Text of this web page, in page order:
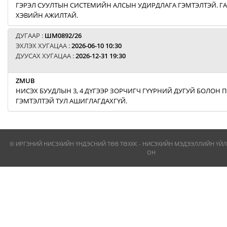
ГЭРЭЛ СУУЛТЫН СИСТЕМИЙН АЛСЫН УДИРДЛАГА ГЭМТЭЛТЭЙ.
ХЭВИЙН АЖИЛТАЙ.
ДУГААР : ШМ0892/26
ЭХЛЭХ ХУГАЦАА :2026-06-10 10:30
ДУУСАХ ХУГАЦАА :2026-12-31 19:30
ZMUB
НИСЭХ БУУДЛЫН 3, 4 ДҮГЭЭР ЗОРЧИГЧ ГҮҮРНИЙ ДУГУЙ БОЛОН
ГЭМТЭЛТЭЙ ТУЛ АШИГЛАГДАХГҮЙ.
© ИРГЭНИЙ НИСЭХИЙН ҮНДЭСНИЙ ТӨВ ТӨХХК - НИСЭХИЙН МЭДЭЭЛЛИЙН
ОН